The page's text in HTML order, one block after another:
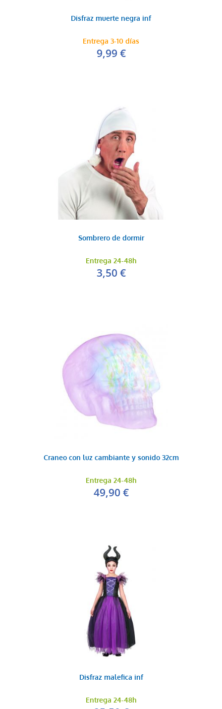
Disfraz muerte negra inf
Entrega 3-10 días
9,99 €
Sombrero de dormir
Entrega 24-48h
3,50 €
Craneo con luz cambiante y sonido 32cm
Entrega 24-48h
49,90 €
Disfraz malefica inf
Entrega 24-48h